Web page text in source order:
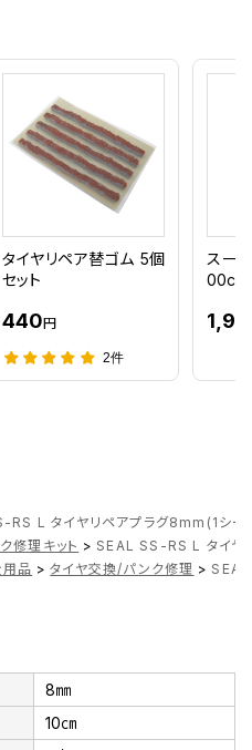
タイヤリペア替ゴム 5個
セット
440円
2件
スー
00cc
RS L タイヤリペアプラグ8mm(1シー
修理キット > SEAL SS-RS L タイヤ
品 > タイヤ交換/パンク修理 >
8㎜
10㎝